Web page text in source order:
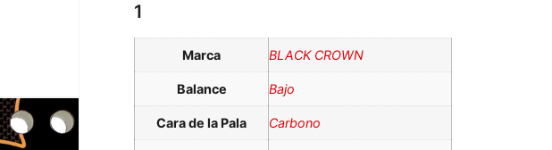
1
Marca BLACK CROWN
Balance Bajo
Cara de la Pala Carbono